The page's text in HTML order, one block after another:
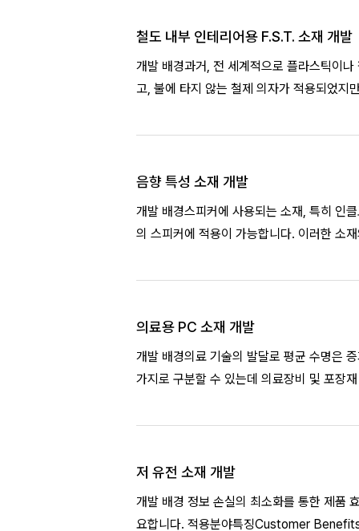
철도 내부 인테리어용 F.S.T. 소재 개발
개발 배경과거, 전 세계적으로 플라스틱이
고, 불에 타지 않는 철제 의자가 적용되었지
음향 특성 소재 개발
개발 배경스피커에 사용되는 소재, 특히 인
의 스피커에 적용이 가능합니다. 이러한 소
의료용 PC 소재 개발
개발 배경의료 기술의 발달로 평균 수명은
가지로 구분할 수 있는데 의료장비 및 포장
저 유전 소재 개발
개발 배경 정보 손실의 최소화를 통한 제품
요합니다. 적용분야특징Customer